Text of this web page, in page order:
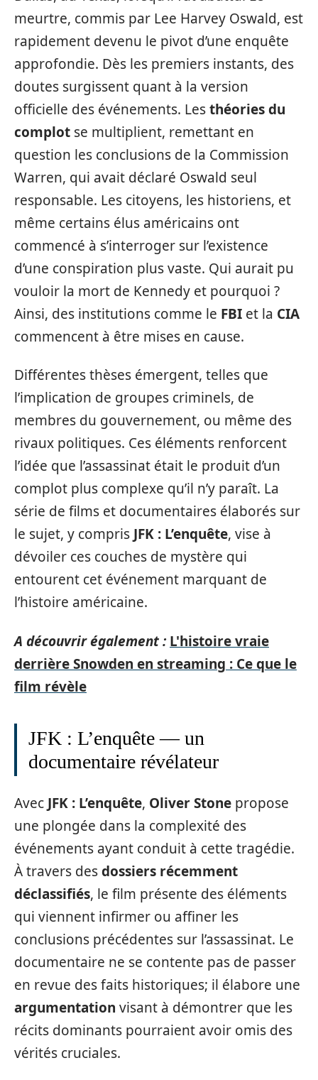
meurtre, commis par Lee Harvey Oswald, est
rapidement devenu le pivot d’une enquête
approfondie. Dès les premiers instants, des
doutes surgissent quant à la version
officielle des événements. Lesthéories du
complot se multiplient, remettant en
question les conclusions de la Commission
Warren, qui avait déclaré Oswald seul
responsable. Les citoyens, les historiens, et
même certains élus américains ont
commencé à s’interroger sur l’existence
d’une conspiration plus vaste. Qui aurait pu
vouloir la mort de Kennedy et pourquoi ?
Ainsi, des institutions comme le FBI et la CIA
commencent à être mises en cause.
Différentes thèses émergent, telles que
l’implication de groupes criminels, de
membres du gouvernement, ou même des
rivaux politiques. Ces éléments renforcent
l’idée que l’assassinat était le produit d’un
complot plus complexe qu’il n’y paraît. La
série de films et documentaires élaborés sur
le sujet, y compris JFK : L’enquête, vise à
dévoiler ces couches de mystère qui
entourent cet événement marquant de
l’histoire américaine.
A découvrir également : L'histoire vraie
derrière Snowden en streaming : Ce que le
film révèle
JFK : L’enquête — un
documentaire révélateur
Avec JFK : L’enquête, Oliver Stone propose
une plongée dans la complexité des
événements ayant conduit à cette tragédie.
À travers desdossiers récemment
déclassifiés, le film présente des éléments
qui viennent infirmer ou affiner les
conclusions précédentes sur l’assassinat. Le
documentaire ne se contente pas de passer
en revue des faits historiques; il élabore une
argumentation visant à démontrer que les
récits dominants pourraient avoir omis des
vérités cruciales.